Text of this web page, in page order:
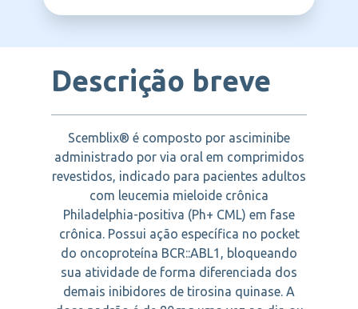
Descrição breve
Scemblix® é composto por asciminibe
administrado por via oral em comprimidos
revestidos, indicado para pacientes adultos
com leucemia mieloide crônica
Philadelphia-positiva (Ph+ CML) em fase
crônica. Possui ação específica no pocket
do oncoproteína BCR::ABL1, bloqueando
sua atividade de forma diferenciada dos
demais inibidores de tirosina quinase. A